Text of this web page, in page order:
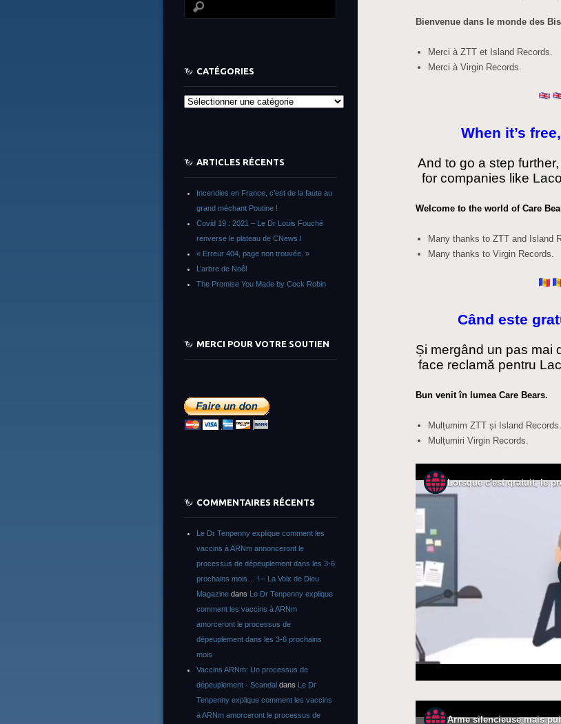
Bienvenue dans le monde des
Merci à ZTT et Island Records.
Merci à Virgin Records.
When it’s
And to go a step
for companies like
Welcome to the world of Care
Many thanks to ZTT and Island
Many thanks to Virgin Records.
Când este
Și mergând un pas mai
face reclamă pentru
Bun venit în lumea Care Bears.
Mulțumim ZTT și Island Records.
Mulțumiri Virgin Records.
CATÉGORIES
Catégories
ARTICLES RÉCENTS
Incendies en France, c’est de la faute au
grand méchant Poutine !
Covid 19 : 2021 – Le Dr Louis Fouché
renverse le plateau de CNews !
« Erreur 404, page non trouvée. »
L’arbre de Noêl
The Promise You Made by Cock Robin
MERCI POUR VOTRE SOUTIEN
COMMENTAIRES RÉCENTS
Le Dr Tenpenny explique comment les
vaccins à ARNm annonceront le
processus de dépeuplement dans les 3-6
prochains mois… ! – La Voix de Dieu
Magazine dans Le Dr Tenpenny explique
comment les vaccins à ARNm
amorceront le processus de
dépeuplement dans les 3-6 prochains
mois
Vaccins ARNm: Un processus de
dépeuplement - Scandal dans Le Dr
Tenpenny explique comment les vaccins
à ARNm amorceront le processus de